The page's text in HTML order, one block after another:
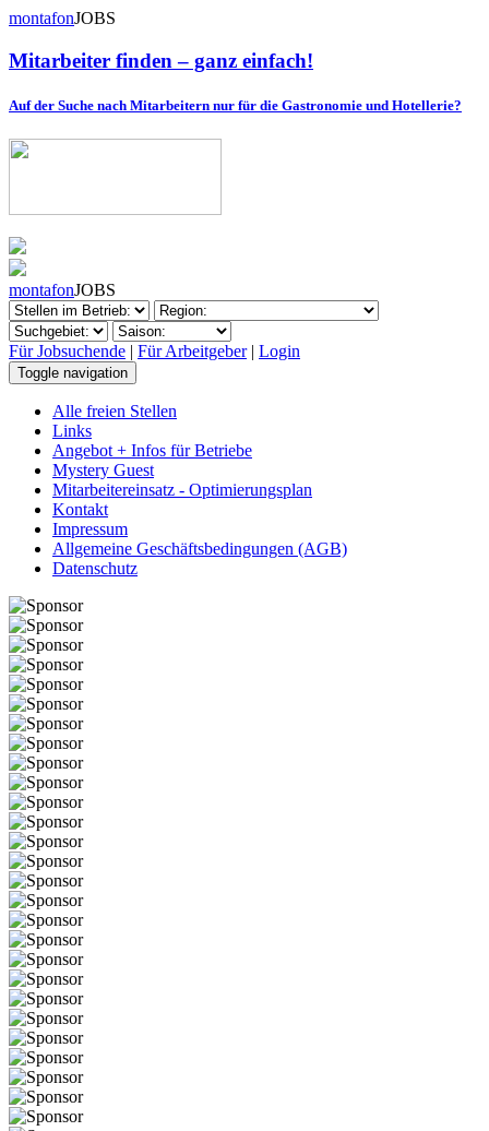
montafonJOBS
Mitarbeiter finden – ganz einfach!
Auf der Suche nach Mitarbeitern nur für die Gastronomie und Hotellerie?
montafonJOBS
Für Jobsuchende | Für Arbeitgeber| Login
Toggle navigation
Alle freien Stellen
Links
Angebot + Infos für Betriebe
Mystery Guest
Mitarbeitereinsatz - Optimierungsplan
Kontakt
Impressum
Allgemeine Geschäftsbedingungen (AGB)
Datenschutz